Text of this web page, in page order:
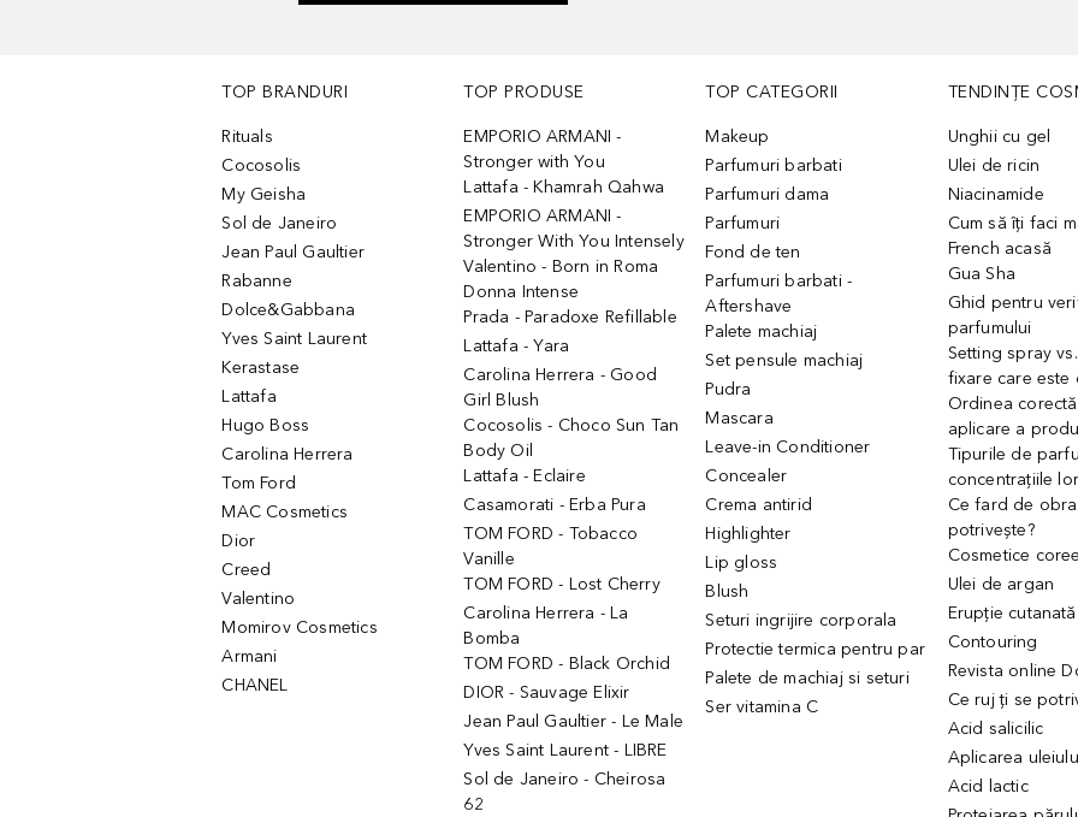
TOP BRANDURI
Rituals
Cocosolis
My Geisha
Sol de Janeiro
Jean Paul Gaultier
Rabanne
Dolce&Gabbana
Yves Saint Laurent
Kerastase
Lattafa
Hugo Boss
Carolina Herrera
Tom Ford
MAC Cosmetics
Dior
Creed
Valentino
Momirov Cosmetics
Armani
CHANEL
TOP PRODUSE
EMPORIO ARMANI -
Stronger with You
Lattafa - Khamrah Qahwa
EMPORIO ARMANI -
Stronger With You Intensely
Valentino - Born in Roma
Donna Intense
Prada - Paradoxe Refillable
Lattafa - Yara
Carolina Herrera - Good
Girl Blush
Cocosolis - Choco Sun Tan
Body Oil
Lattafa - Eclaire
Casamorati - Erba Pura
TOM FORD - Tobacco
Vanille
TOM FORD - Lost Cherry
Carolina Herrera - La
Bomba
TOM FORD - Black Orchid
DIOR - Sauvage Elixir
Jean Paul Gaultier - Le Male
Yves Saint Laurent - LIBRE
Sol de Janeiro - Cheirosa
62
TOP CATEGORII
Makeup
Parfumuri barbati
Parfumuri dama
Parfumuri
Fond de ten
Parfumuri barbati -
Aftershave
Palete machiaj
Set pensule machiaj
Pudra
Mascara
Leave-in Conditioner
Concealer
Crema antirid
Highlighter
Lip gloss
Blush
Seturi ingrijire corporala
Protectie termica pentru par
Palete de machiaj si seturi
Ser vitamina C
TENDINȚE
Unghii cu gel
Ulei de ricin
Niacinamide
Cum să îți faci
French acasă
Gua Sha
Ghid pentru
parfumului
Setting spray
fixare care este
Ordinea
aplicare a
Tipurile de
concentrațiile lor
Ce fard de
potrivește?
Cosmetice
Ulei de argan
Erupție
Contouring
Revista online
Ce ruj ți se
Acid salicilic
Aplicarea
Acid lactic